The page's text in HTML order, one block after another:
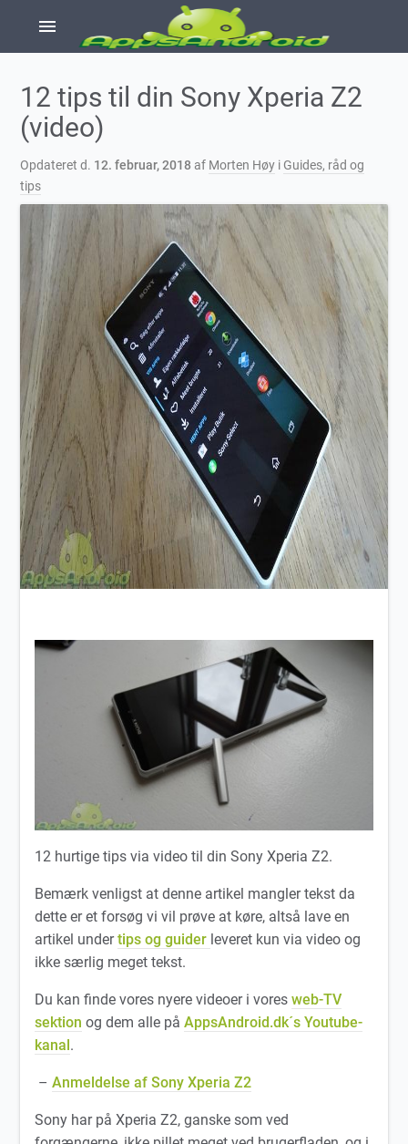
menu
12 tips til din Sony Xperia Z2
(video)
Opdateret d. 12. februar, 2018 af Morten Høy i Guides, råd og
tips
12 hurtige tips via video til din Sony Xperia Z2.
Bemærk venligst at denne artikel mangler tekst da
dette er et forsøg vi vil prøve at køre, altså lave en
artikel undertips og guider leveret kun via video og
ikke særlig meget tekst.
Du kan finde vores nyere videoer i voresweb-TV
sektion og dem alle påAppsAndroid.dk´s Youtube-
kanal.
–Anmeldelse af Sony Xperia Z2
Sony har på Xperia Z2, ganske som ved